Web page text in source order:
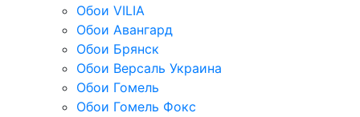
Обои VILIA
Обои Авангард
Обои Брянск
Обои Версаль Украина
Обои Гомель
Обои Гомель Фокс